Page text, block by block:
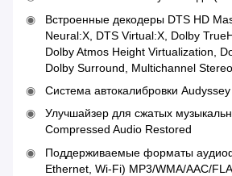
Встроенные декодеры DTS HD
Neural:X, DTS Virtual:X, Dolby
Dolby Atmos Height Virtualization,
Dolby Surround, Multichannel Stereo
Система автокалибровки
Улучшайзер для сжатых
Compressed Audio Restored
Поддерживаемые форматы
Ethernet, Wi-Fi) MP3/WMA/AAC/